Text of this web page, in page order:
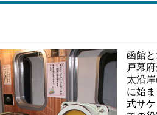
函館
戸幕
太沿
に始
式サ